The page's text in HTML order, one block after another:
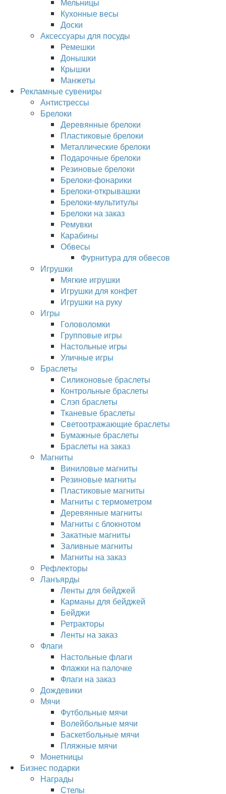
Кухонные весы
Доски
Аксессуары для посуды
Ремешки
Донышки
Крышки
Манжеты
Рекламные сувениры
Антистрессы
Брелоки
Деревянные брелоки
Пластиковые брелоки
Металлические брелоки
Подарочные брелоки
Резиновые брелоки
Брелоки-фонарики
Брелоки-открывашки
Брелоки-мультитулы
Брелоки на заказ
Ремувки
Карабины
Обвесы
Фурнитура для обвесов
Игрушки
Мягкие игрушки
Игрушки для конфет
Игрушки на руку
Игры
Головоломки
Групповые игры
Настольные игры
Уличные игры
Браслеты
Силиконовые браслеты
Контрольные браслеты
Слэп браслеты
Тканевые браслеты
Светоотражающие браслеты
Бумажные браслеты
Браслеты на заказ
Магниты
Виниловые магниты
Резиновые магниты
Пластиковые магниты
Магниты с термометром
Деревянные магниты
Магниты с блокнотом
Закатные магниты
Заливные магниты
Магниты на заказ
Рефлекторы
Ланъярды
Ленты для бейджей
Карманы для бейджей
Бейджи
Ретракторы
Ленты на заказ
Флаги
Настольные флаги
Флажки на палочке
Флаги на заказ
Дождевики
Мячи
Футбольные мячи
Волейбольные мячи
Баскетбольные мячи
Пляжные мячи
Монетницы
Бизнес подарки
Награды
Стелы